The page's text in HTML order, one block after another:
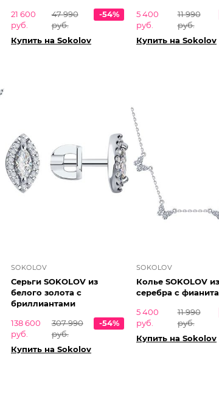
21 600
руб.
47 990
руб.
-54%
Купить на Sokolov
5 400
руб.
11 990
руб.
Купить на Sokolov
SOKOLOV
Серьги SOKOLOV из
белого золота с
бриллиантами
138 600
руб.
307 990
руб.
-54%
Купить на Sokolov
SOKOLOV
Колье SOKOLOV из
серебра с
5 400
руб.
11 990
руб.
Купить на Sokolov